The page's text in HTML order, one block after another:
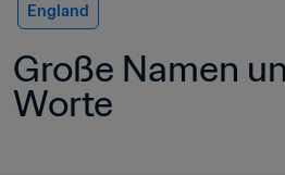
England
Große Namen
Worte